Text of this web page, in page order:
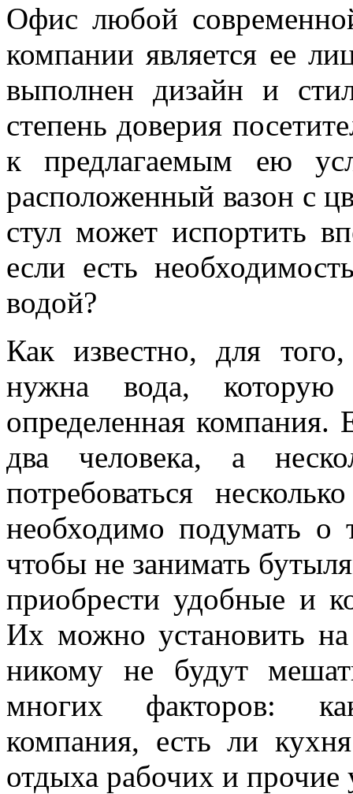
Офис любой
компании является ее
выполнен дизайн и
степень доверия
к предлагаемым ею
расположенный вазон с
стул может испортить
если есть
водой?
Как известно, для
нужна вода,
определенная
два человека, а
потребоваться
необходимо подумать о
чтобы не занимать
приобрести удобные и
Их можно установить
никому не будут
многих факторов:
компания, есть ли
отдыха рабочих и прочие